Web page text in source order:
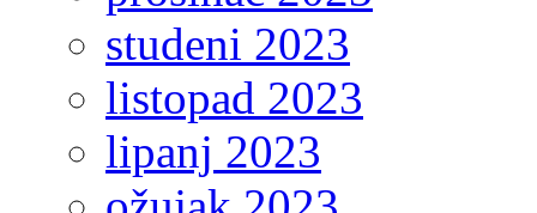
studeni 2023
listopad 2023
lipanj 2023